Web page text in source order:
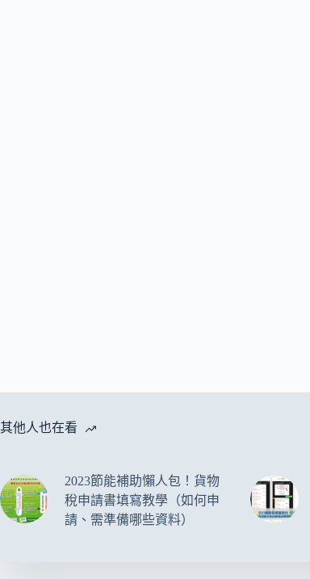
其他人也在看
2023節能補助懶人包！貨物
稅申請書填寫教學（如何申
請、需準備哪些資料）